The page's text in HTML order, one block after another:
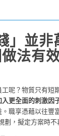
」並非
法有
呢？物質只有短
入更全面的刺激因
職享憑藉以往豐
劃，擬定方案時不